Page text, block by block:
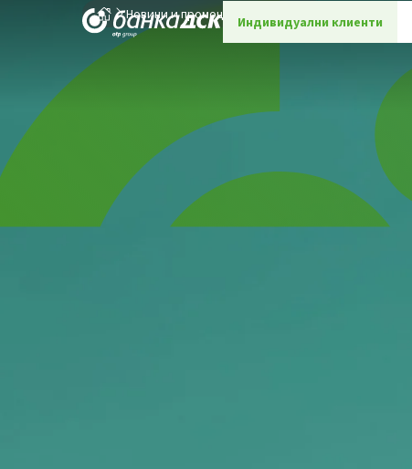
Индивидуални клиенти
Новини и промоции